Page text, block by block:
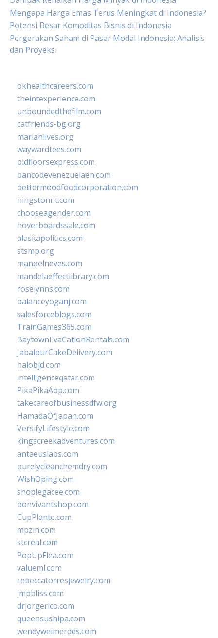
Mengapa Harga Emas Terus Meningkat di Indonesia?
Potensi Besar Komoditas Bisnis di Indonesia
Pergerakan Saham di Pasar Modal Indonesia: Analisis
dan Proyeksi
okhealthcareers.com
theintexperience.com
unboundedthefilm.com
catfriends-bg.org
marianlives.org
waywardtees.com
pidfloorsexpress.com
bancodevenezuelaen.com
bettermoodfoodcorporation.com
hingstonnt.com
chooseagender.com
hoverboardssale.com
alaskapolitics.com
stsmp.org
manoelneves.com
mandelaeffectlibrary.com
roselynns.com
balanceyoganj.com
salesforceblogs.com
TrainGames365.com
BaytownEvaCationRentals.com
JabalpurCakeDelivery.com
halobjd.com
intelligenceqatar.com
PikaPikaApp.com
takecareofbusinessdfw.org
HamadaOfJapan.com
VersifyLifestyle.com
kingscreekadventures.com
antaeuslabs.com
purelycleanchemdry.com
WishOping.com
shoplegacee.com
bonvivantshop.com
CupPlante.com
mpzin.com
stcreal.com
PopUpFlea.com
valueml.com
rebeccatorresjewelry.com
jmpbliss.com
drjorgerico.com
queensushipa.com
wendyweimerdds.com